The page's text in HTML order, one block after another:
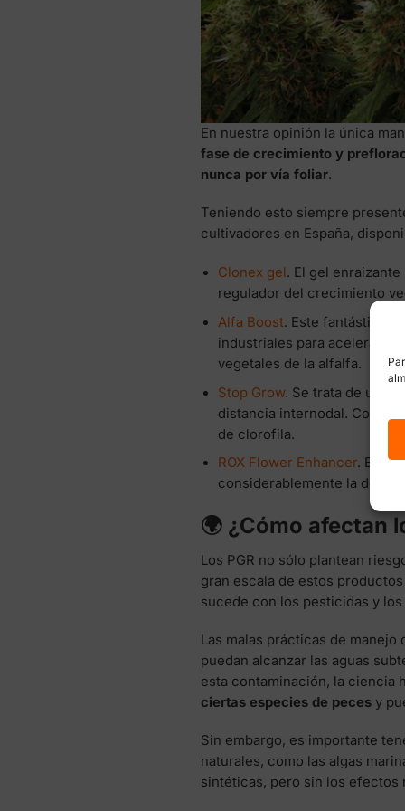
En nuestra opinión la única
fase de crecimiento y
nunca por vía foliar.
Teniendo esto siempre
cultivadores en España,
Clonex gel. El gel
regulador del crecimiento
Alfa Boost. Este fantástico
industriales para acelerar el
vegetales de la alfalfa.
Stop Grow. Se trata de un
distancia internodal.
de clorofila.
ROX Flower Enhancer. Este
considerablemente la
🌍 ¿Cómo afectan
Los PGR no sólo plantean
gran escala de estos
sucede con los pesticidas y
Las malas prácticas de
puedan alcanzar las aguas
esta contaminación, la ciencia
ciertas especies de peces y
Sin embargo, es importante
naturales, como las algas
sintéticas, pero sin los efectos